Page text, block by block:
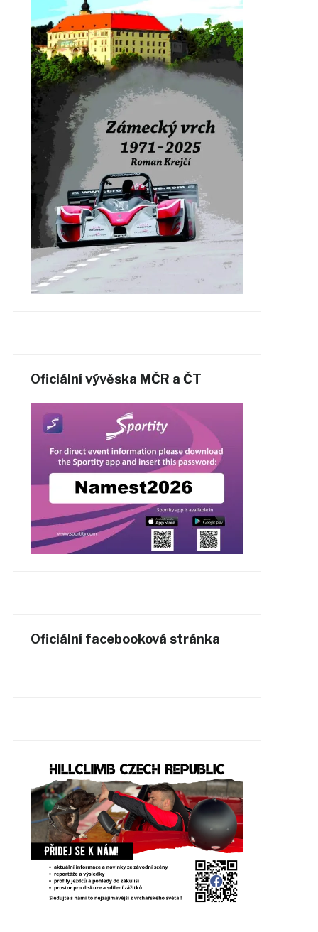
Oficiální vývěska MČR a ČT
Oficiální facebooková stránka